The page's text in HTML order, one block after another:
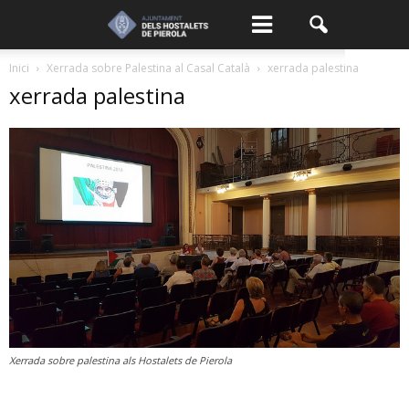
Inici Xerrada sobre Palestina al Casal Català xerrada palestina
xerrada palestina
Xerrada sobre palestina als Hostalets de Pierola